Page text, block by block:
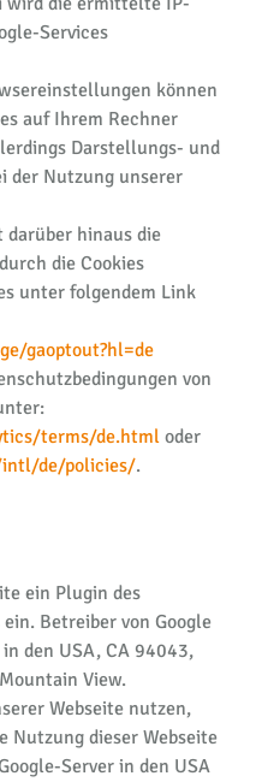
Services
können
auf Ihrem Rechner
Darstellungs- und
der Nutzung unserer
hinaus die
die Cookies
unter folgendem Link
gaoptout?hl=de
von
terms/de.html oder
de/policies/.
ein Plugin des
Betreiber von Google
den USA, CA 94043,
View.
Webseite nutzen,
Nutzung dieser Webseite
Server in den USA